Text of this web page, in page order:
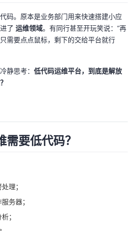
码。原本是业务部门用来快速搭建小应
了 运维领域。有同行甚至开玩笑说：“再
需要点点鼠标，剩下的交给平台就行
静思考： 低代码运维平台，到底是解放
要低代码？
理；
务器；
；